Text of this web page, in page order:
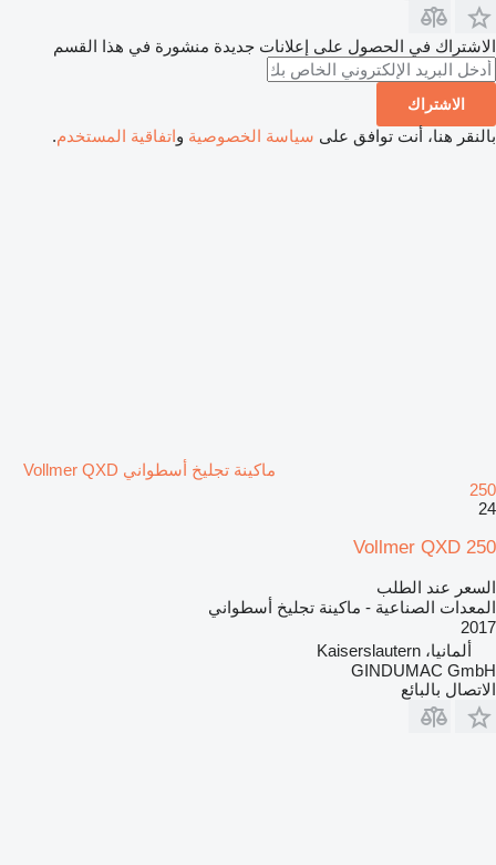
الاشتراك في الحصول على إعلانات جديدة منشورة في هذا القسم
الاشتراك
بالنقر هنا، أنت توافق على سياسة الخصوصية واتفاقية المستخدم.
ماكينة تجليخ أسطواني Vollmer QXD
250
24
Vollmer QXD 250
السعر عند الطلب
المعدات الصناعية - ماكينة تجليخ أسطواني
2017
ألمانيا، Kaiserslautern
GINDUMAC GmbH
الاتصال بالبائع